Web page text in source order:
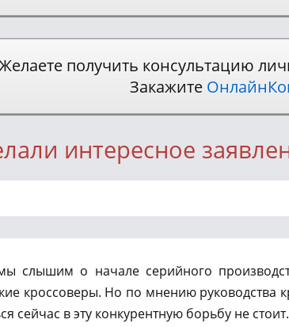
получить консультацию
Закажите
интересное
слышим о начале серийного
кроссоверы. Но по мнению
сейчас в эту конкурентную борьбу не стоит.